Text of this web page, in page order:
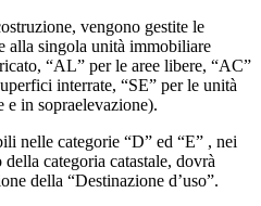
vengono gestite le
alla singola unità immobiliare
“AL” per le aree libere, “AC”
interrate, “SE” per le unità
e in sopraelevazione).
nelle categorie “D” ed “E” , nei
categoria catastale, dovrà
della “Destinazione d’uso”.